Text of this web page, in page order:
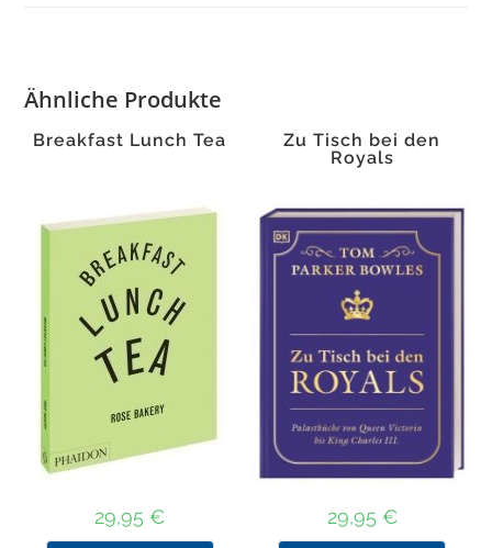
Ähnliche Produkte
Breakfast Lunch Tea
29,95 €
Zu Tisch bei den
Royals
29,95 €